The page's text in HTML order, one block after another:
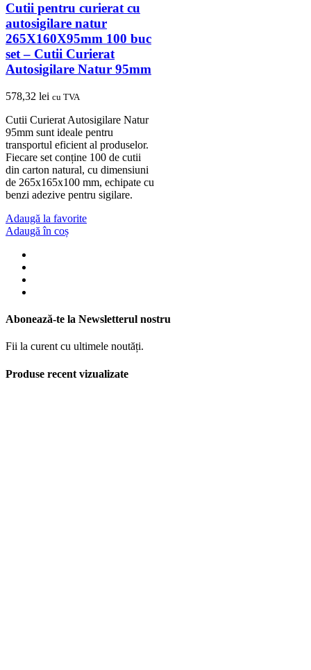
Cutii pentru curierat cu
autosigilare natur
265X160X95mm 100 buc
set – Cutii Curierat
Autosigilare Natur 95mm
578,32 lei cu TVA
Cutii Curierat Autosigilare Natur
95mm sunt ideale pentru
transportul eficient al produselor.
Fiecare set conține 100 de cutii
din carton natural, cu dimensiuni
de 265x165x100 mm, echipate cu
benzi adezive pentru sigilare.
Adaugă la favorite
Adaugă în coș
Abonează-te la Newsletterul nostru
Fii la curent cu ultimele noutăți.
Produse recent vizualizate